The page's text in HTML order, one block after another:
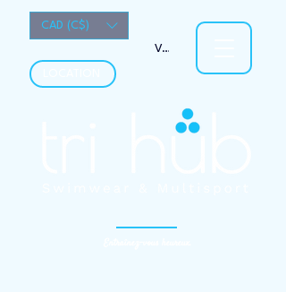
Voir les points
CAD (C$)